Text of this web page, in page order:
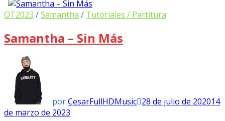
OT2023 /Samantha / Tutoriales / Partitura
Samantha – Sin Más
porCesarFullHDMusic 28 de julio de 202014
de marzo de 2023